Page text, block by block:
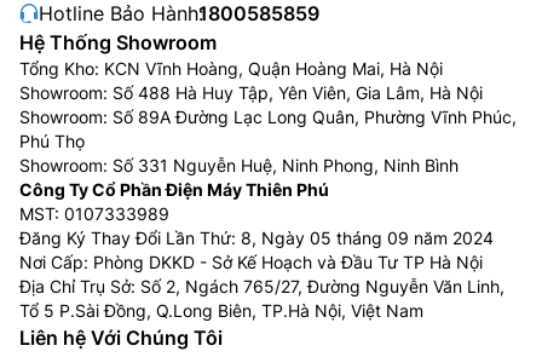
Hotline Bảo Hành:1800585859
Hệ Thống Showroom
Tổng Kho: KCN Vĩnh Hoàng, Quận Hoàng Mai, Hà Nội
Showroom: Số 488 Hà Huy Tập, Yên Viên, Gia Lâm, Hà Nội
Showroom: Số 89A Đường Lạc Long Quân, Phường Vĩnh Phúc,
Phú Thọ
Showroom: Số 331 Nguyễn Huệ, Ninh Phong, Ninh Bình
Công Ty Cổ Phần Điện Máy Thiên Phú
MST: 0107333989
Đăng Ký Thay Đổi Lần Thứ: 8, Ngày 05 tháng 09 năm 2024
Nơi Cấp: Phòng DKKD - Sở Kế Hoạch và Đầu Tư TP Hà Nội
Địa Chỉ Trụ Sở: Số 2, Ngách 765/27, Đường Nguyễn Văn Linh,
Tổ 5 P.Sài Đồng, Q.Long Biên, TP.Hà Nội, Việt Nam
Liên hệ Với Chúng Tôi